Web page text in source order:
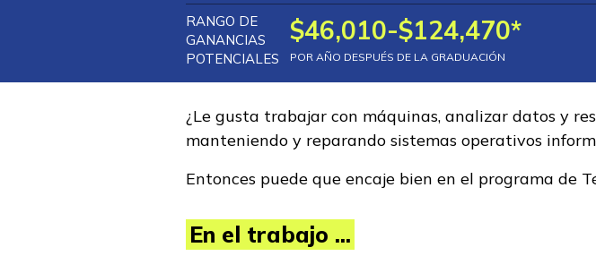
RANGO DE
GANANCIAS
POTENCIALES
$46,010-$124,470*
POR AÑO DESPUÉS DE LA GRADUACIÓN
¿Le gusta trabajar con máquinas, analizar datos y
manteniendo y reparando sistemas operativos
Entonces puede que encaje bien en el programa de
En el trabajo ...